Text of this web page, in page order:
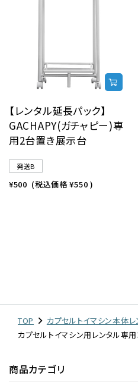
【レンタル延長パック】
GACHAPY(ガチャピー)専
用2台置き展示台
発送B
¥500 (税込価格¥550 )
TOP
カプセルトイマシン本体レ
カプセルトイマシン用レンタル専
商品カテゴリ